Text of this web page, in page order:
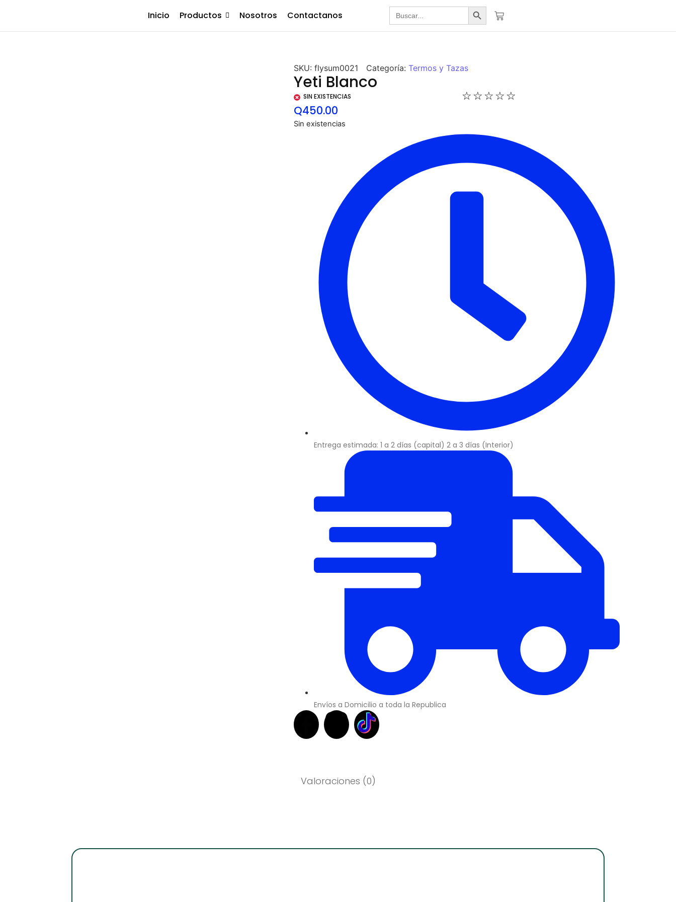
Inicio Productos Nosotros Contactanos Buscar: Botón de búsqueda
SKU:flysum0021 Categoría:Termos y Tazas
Yeti Blanco
SIN EXISTENCIAS ☆ ☆ ☆ ☆ ☆
Q450.00
Sin existencias
Entrega estimada: 1 a 2 días (capital) 2 a 3 días (Interior)
Envíos a Domicilio a toda la Republica
Valoraciones (0)